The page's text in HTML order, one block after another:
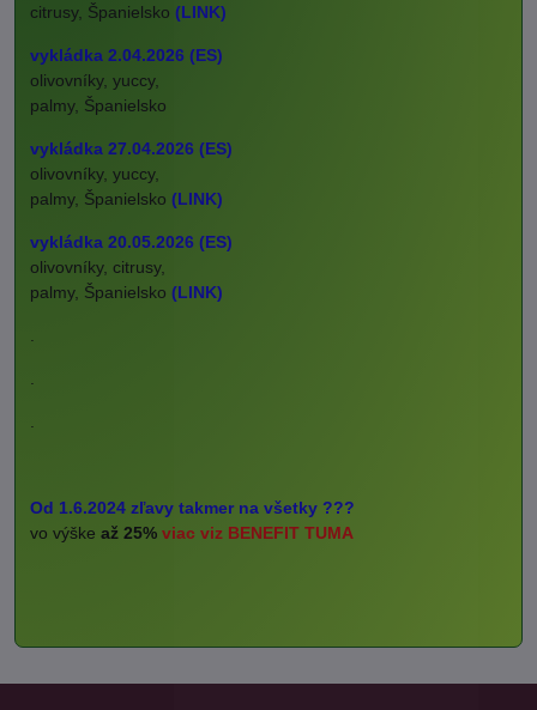
citrusy, Španielsko (LINK)
vykládka 2.04.2026 (ES)
olivovníky, yuccy,
palmy, Španielsko
vykládka 27.04.2026 (ES)
olivovníky, yuccy,
palmy, Španielsko (LINK)
vykládka 20.05.2026 (ES)
olivovníky, citrusy,
palmy, Španielsko (LINK)
Od 1.6.2024 zľavy takmer na všetky ???
vo výške až 25% viac viz BENEFIT TUMA